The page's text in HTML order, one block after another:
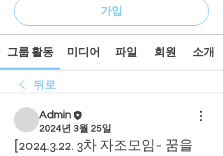
가입
그룹 활동 미디어 파일 회원 소개
뒤로
Admin
2024년 3월 25일
[2024.3.22. 3차 자조모임- 꿈을